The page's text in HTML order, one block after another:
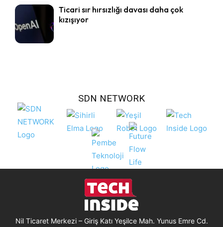
Ticari sır hırsızlığı davası daha çok
kızışıyor
SDN NETWORK
Nil Ticaret Merkezi – Giriş Katı Yeşilce Mah. Yunus Emre Cd.